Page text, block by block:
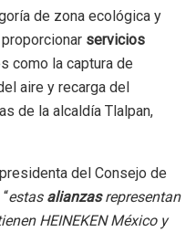
de zona ecológica y
servicios
como la captura de
aire y recarga del
de la alcaldía Tlalpan,
del Consejo de
estas alianzasrepresentan
HEINEKEN México y